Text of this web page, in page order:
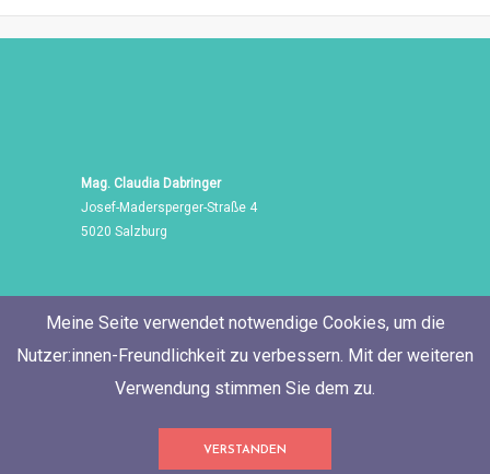
Mag. Claudia Dabringer
Josef-Madersperger-Straße 4
5020 Salzburg
Tel./Fax: +43 662 455 471
Mobil: +43 676 60 514 06
Meine Seite verwendet notwendige Cookies, um die
Nutzer:innen-Freundlichkeit zu verbessern. Mit der weiteren
Verwendung stimmen Sie dem zu.
VERSTANDEN